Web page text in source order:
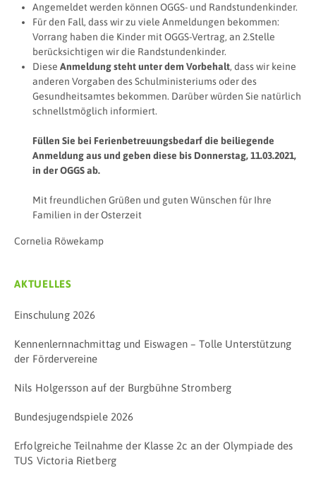
Angemeldet werden können OGGS- und Randstundenkinder.
Für den Fall, dass wir zu viele Anmeldungen bekommen:
Vorrang haben die Kinder mit OGGS-Vertrag, an 2.Stelle
berücksichtigen wir die Randstundenkinder.
Diese Anmeldung steht unter dem Vorbehalt, dass wir keine
anderen Vorgaben des Schulministeriums oder des
Gesundheitsamtes bekommen. Darüber würden Sie natürlich
schnellstmöglich informiert.
Füllen Sie bei Ferienbetreuungsbedarf die beiliegende
Anmeldung aus und geben diese bis Donnerstag, 11.03.2021,
in der OGGS ab.
Mit freundlichen Grüßen und guten Wünschen für Ihre
Familien in der Osterzeit
Cornelia Röwekamp
AKTUELLES
Einschulung 2026
Kennenlernnachmittag und Eiswagen – Tolle Unterstützung
der Fördervereine
Nils Holgersson auf der Burgbühne Stromberg
Bundesjugendspiele 2026
Erfolgreiche Teilnahme der Klasse 2c an der Olympiade des
TUS Victoria Rietberg